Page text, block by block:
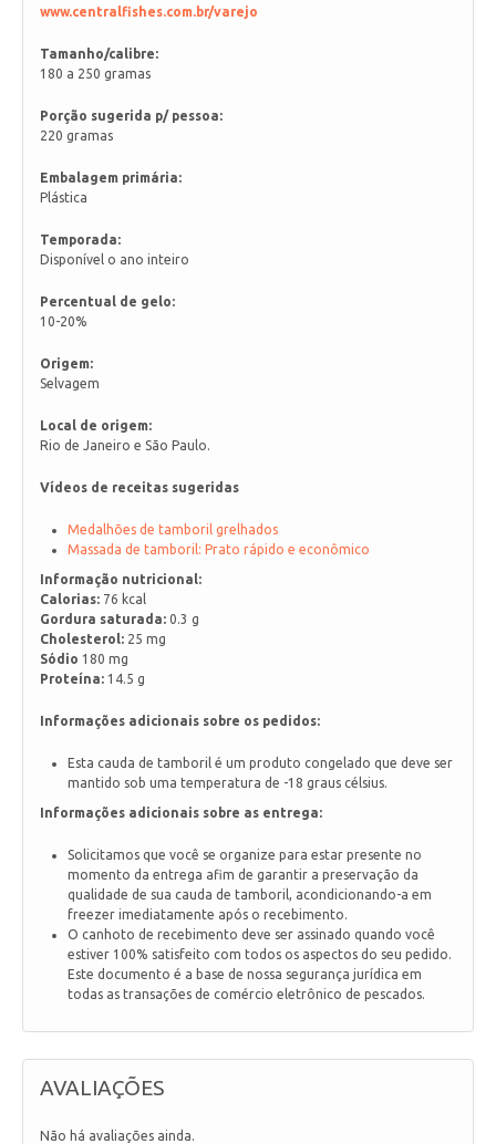
www.centralfishes.com.br/varejo
Tamanho/calibre:
180 a 250 gramas
Porção sugerida p/ pessoa:
220 gramas
Embalagem primária:
Plástica
Temporada:
Disponível o ano inteiro
Percentual de gelo:
10-20%
Origem:
Selvagem
Local de origem:
Rio de Janeiro e São Paulo.
Vídeos de receitas sugeridas
Medalhões de tamboril grelhados
Massada de tamboril: Prato rápido e econômico
Informação nutricional:
Calorias: 76 kcal
Gordura saturada: 0.3 g
Cholesterol: 25 mg
Sódio 180 mg
Proteína: 14.5 g
Informações adicionais sobre os pedidos:
Esta cauda de tamboril é um produto congelado que deve ser
mantido sob uma temperatura de -18 graus célsius.
Informações adicionais sobre as entrega:
Solicitamos que você se organize para estar presente no
momento da entrega afim de garantir a preservação da
qualidade de sua cauda de tamboril, acondicionando-a em
freezer imediatamente após o recebimento.
O canhoto de recebimento deve ser assinado quando você
estiver 100% satisfeito com todos os aspectos do seu pedido.
Este documento é a base de nossa segurança jurídica em
todas as transações de comércio eletrônico de pescados.
AVALIAÇÕES
Não há avaliações ainda.